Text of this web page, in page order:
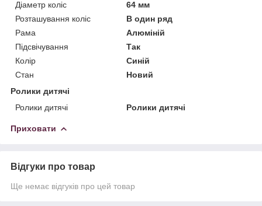
Діаметр коліс
64 мм
Розташування коліс
В один ряд
Рама
Алюміній
Підсвічування
Так
Колір
Синій
Стан
Новий
Ролики дитячі
Ролики дитячі
Ролики дитячі
Приховати
Відгуки про товар
Ще немає відгуків про цей товар